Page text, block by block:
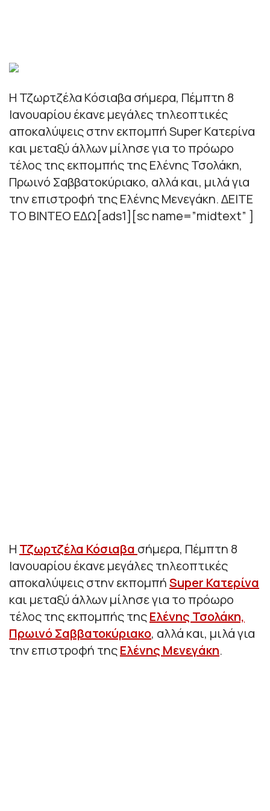
Η Τζωρτζέλα Κόσιαβα σήμερα, Πέμπτη 8
Ιανουαρίου έκανε μεγάλες τηλεοπτικές
αποκαλύψεις στην εκπομπή Super Κατερίνα
και μεταξύ άλλων μίλησε για το πρόωρο
τέλος της εκπομπής της Ελένης Τσολάκη,
Πρωινό Σαββατοκύριακο, αλλά και, μιλά για
την επιστροφή της Ελένης Μενεγάκη. ΔΕΙΤΕ
ΤΟ ΒΙΝΤΕΟ ΕΔΩ[ads1][sc name=”midtext” ]
Η Τζωρτζέλα Κόσιαβα σήμερα, Πέμπτη 8
Ιανουαρίου έκανε μεγάλες τηλεοπτικές
αποκαλύψεις στην εκπομπήSuper Κατερίνα
και μεταξύ άλλων μίλησε για το πρόωρο
τέλος της εκπομπής τηςΕλένης Τσολάκη,
Πρωινό Σαββατοκύριακο, αλλά και, μιλά για
την επιστροφή τηςΕλένης Μενεγάκη.